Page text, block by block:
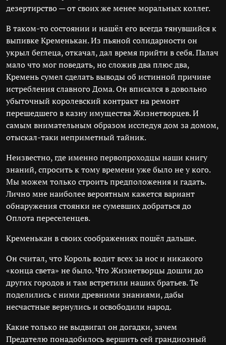
дезертирство — от своих же менее моральных коллег.
В таком-то состоянии и нашёл его всегда тянувшийся к
выпивке Кременькан. Из пьяной солидарности он
укрыл беглеца, откачал, дал время прийти в себя. Палач
мало что мог поведать, но сложив два плюс два,
Кремень сумел сделать выводы об истинной причине
истребления славного Дома. Он вписался в довольно
убыточный королевский контракт на ремонт
перешедшего в казну имущества Жизнетворцев. И
самым внимательным образом исследуя дом за домом,
отыскал-таки неприметный тайник.
Неизвестно, где именно первопроходцы наши книгу
знаний, спросить к тому времени уже было не у кого.
Мы можем только строить предположения и гадать.
Лично мне наиболее вероятным кажется вариант
обнаружения стоянки не сумевших добраться до
Оплота переселенцев.
Кременькан в своих соображениях пошёл дальше.
Он считал, что Король водит всех за нос и никакого
«конца света» не было. Что Жизнетворцы дошли до
других городов и там встретили наших братьев. Те
поделились с ними древними знаниями, дабы
несчастные вернулись и освободили народ.
Какие только не выдвигал он догадки, зачем
Предателю понадобилось вершить сей грандиозный